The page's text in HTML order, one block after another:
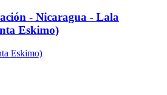
- Nicaragua - Lala
Eskimo)
Eskimo)